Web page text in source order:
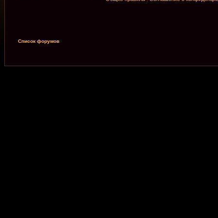
Список форумов